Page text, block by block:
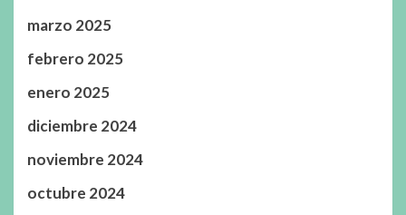
marzo 2025
febrero 2025
enero 2025
diciembre 2024
noviembre 2024
octubre 2024